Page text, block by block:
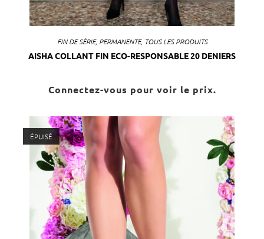
FIN DE SÉRIE, PERMANENTE, TOUS LES PRODUITS
AISHA COLLANT FIN ECO-RESPONSABLE 20 DENIERS
Connectez-vous pour voir le prix.
ÉPUISÉ